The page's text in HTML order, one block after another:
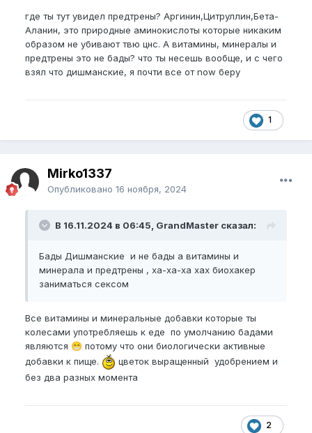
5) Подозрение на варикоцелле (После ручного
массажа яиц) сейчас просто в жизни его нету, но
когда лягу в неудобное для яиц положение или
буду их массировать руками, оно появляется и
уходит со временем, узнаю у уролога короче,
7) На головке не далеко от уретры есть такая
тускло-красная хуйня размером пол сантиметра
помню как это называется, но вроде из-за
жесткого трения те мастурбации появляется,
убрать тоже мол можно ток операцией. Ну
8) Много белой и качественной спермы (Как буду
9) Ширину до 13EG я бы поднял.
Учтите:
хорошо сплю да и вообще у меня здоровая и
классная рутина. Ниже список бадов которые пью
допустим.
Креатин,
где ты тут увидел предтрены? Аргинин,Цитруллин,Бета-
Аланин, это природные аминокислоты которые никаким
образом не убивают твю цнс. А витамины, минералы и
предтрены это не бады? что ты несешь вообще, и с чего
взял что дишманские, я почти все от now беру
1
Mirko1337
Опубликовано 16 ноября, 2024
В 16.11.2024 в 06:45, GrandMaster сказал:
Бады Дишманские и не бады а витамины и
минерала и предтрены , ха-ха-ха хах биохакер
заниматься сексом
Все витамины и минеральные добавки которые ты
колесами употребляешь к еде по умолчанию бадами
являются 😁 потому что они биологически активные
добавки к пище.
цветок выращенный удобрением и
без два разных момента
2